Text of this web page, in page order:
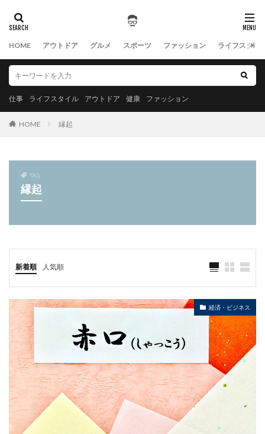
HOME アウトドア グルメ スポーツ ファッション ライフスタイ
仕事 ライフスタイル アウトドア 健康 ファッション
HOME 縁起
TAG
縁起
新着順 人気順
経済・ビジネス